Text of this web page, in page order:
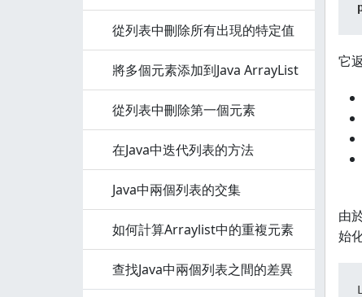
從列表中刪除所有出現的特定值
將多個元素添加到Java ArrayList
從列表中刪除第一個元素
在Java中迭代列表的方法
Java中兩個列表的交集
如何計算Arraylist中的重複元素
查找Java中兩個列表之間的差異
它
由
始